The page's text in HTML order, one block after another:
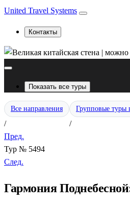
United Travel Systems
Контакты
Показать все туры
Все направления
/
Групповые туры
/
Пред.
Тур № 5494
След.
Гармония